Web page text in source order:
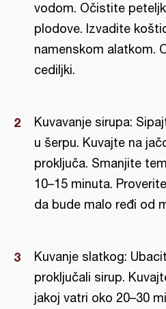
vodom. Očistite
plodove. Izvadite
namenskom alatkom.
cediljki.
Kuvavanje sirupa:
u šerpu. Kuvajte na
proključa. Smanjite
10–15 minuta.
da bude malo ređi od
Kuvanje slatkog:
proključali sirup.
jakoj vatri oko 20–30